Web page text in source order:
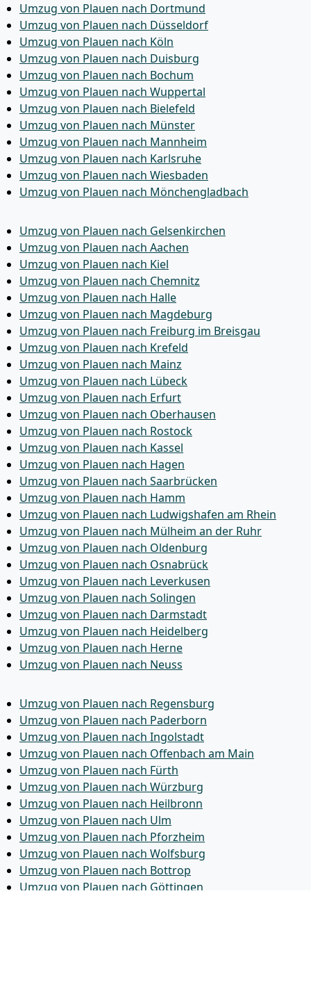
Umzug von Plauen nach Dortmund
Umzug von Plauen nach Düsseldorf
Umzug von Plauen nach Köln
Umzug von Plauen nach Duisburg
Umzug von Plauen nach Bochum
Umzug von Plauen nach Wuppertal
Umzug von Plauen nach Bielefeld
Umzug von Plauen nach Münster
Umzug von Plauen nach Mannheim
Umzug von Plauen nach Karlsruhe
Umzug von Plauen nach Wiesbaden
Umzug von Plauen nach Mönchen­gladbach
Umzug von Plauen nach Gelsenkirchen
Umzug von Plauen nach Aachen
Umzug von Plauen nach Kiel
Umzug von Plauen nach Chemnitz
Umzug von Plauen nach Halle
Umzug von Plauen nach Magdeburg
Umzug von Plauen nach Freiburg im Breisgau
Umzug von Plauen nach Krefeld
Umzug von Plauen nach Mainz
Umzug von Plauen nach Lübeck
Umzug von Plauen nach Erfurt
Umzug von Plauen nach Oberhausen
Umzug von Plauen nach Rostock
Umzug von Plauen nach Kassel
Umzug von Plauen nach Hagen
Umzug von Plauen nach Saarbrücken
Umzug von Plauen nach Hamm
Umzug von Plauen nach Ludwigshafen am Rhein
Umzug von Plauen nach Mülheim an der Ruhr
Umzug von Plauen nach Oldenburg
Umzug von Plauen nach Osnabrück
Umzug von Plauen nach Leverkusen
Umzug von Plauen nach Solingen
Umzug von Plauen nach Darmstadt
Umzug von Plauen nach Heidelberg
Umzug von Plauen nach Herne
Umzug von Plauen nach Neuss
Umzug von Plauen nach Regensburg
Umzug von Plauen nach Paderborn
Umzug von Plauen nach Ingolstadt
Umzug von Plauen nach Offenbach am Main
Umzug von Plauen nach Fürth
Umzug von Plauen nach Würzburg
Umzug von Plauen nach Heilbronn
Umzug von Plauen nach Ulm
Umzug von Plauen nach Pforzheim
Umzug von Plauen nach Wolfsburg
Umzug von Plauen nach Bottrop
Umzug von Plauen nach Göttingen